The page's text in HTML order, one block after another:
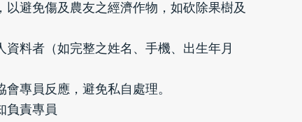
避免傷及農友之經濟作物，如砍除果樹及
料者（如完整之姓名、手機、出生年月
專員反應，避免私自處理。
負責專員